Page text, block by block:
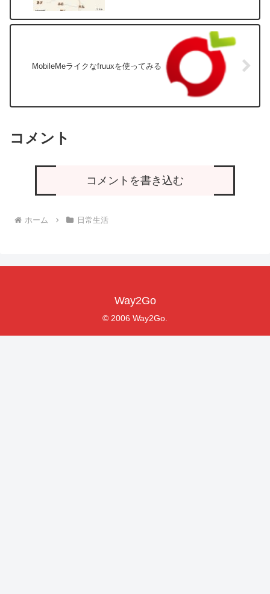
MobileMeライクなfruuxを使ってみる
コメント
コメントを書き込む
ホーム 日常生活
Way2Go
© 2006 Way2Go.